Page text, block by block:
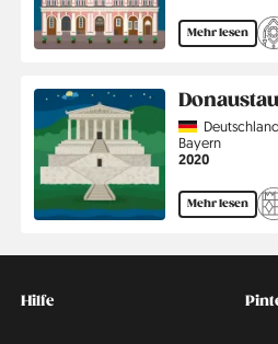
Mehr lesen
CountryDeutschland
Region
Bayern
Jahr
2020
Mehr lesen
Kontakt
Hilfe